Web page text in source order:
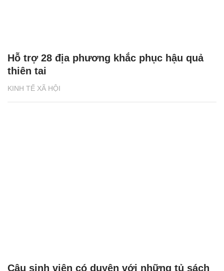
KINH TẾ XÃ HỘI
Hỗ trợ 28 địa phương khắc phục hậu quả
thiên tai
Cậu sinh viên có duyên với những tủ sách